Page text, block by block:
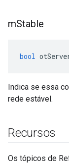
mStable
bool
Indica se essa
rede estável.
Recursos
Os tópicos de